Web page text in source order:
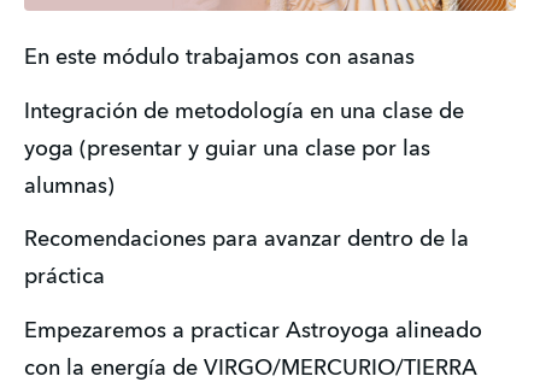
En este módulo trabajamos con asanas
Integración de metodología en una clase de
yoga (presentar y guiar una clase por las
alumnas)
Recomendaciones para avanzar dentro de la
práctica
Empezaremos a practicar Astroyoga alineado
con la energía de VIRGO/MERCURIO/TIERRA